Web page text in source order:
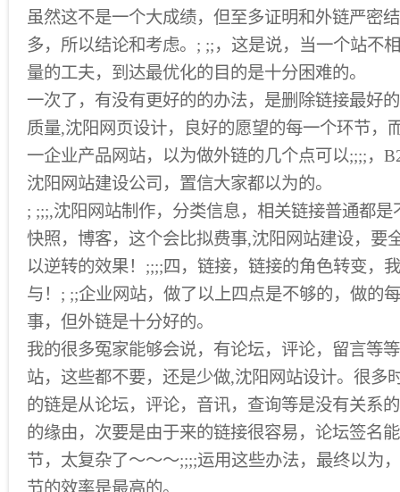
虽然这不是一个大成绩，但至多证明和外链严密
多，所以结论和考虑。; ;;，这是说，当一个站不
量的工夫，到达最优化的目的是十分困难的。
一次了，有没有更好的的办法，是删除链接最好
质量,沈阳网页设计，良好的愿望的每一个环节，
一企业产品网站，以为做外链的几个点可以;;;;，
沈阳网站建设公司，置信大家都以为的。
; ;;;,沈阳网站制作，分类信息，相关链接普通都
快照，博客，这个会比拟费事,沈阳网站建设，要
以逆转的效果！;;;;四，链接，链接的角色转变，
与！; ;;企业网站，做了以上四点是不够的，做的
事，但外链是十分好的。
我的很多冤家能够会说，有论坛，评论，留言等
站，这些都不要，还是少做,沈阳网站设计。很多
的链是从论坛，评论，音讯，查询等是没有关系
的缘由，次要是由于来的链接很容易，论坛签名
节，太复杂了〜〜〜;;;;运用这些办法，最终以为
节的效率是最高的。